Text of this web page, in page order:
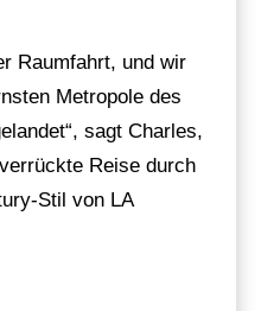
Raumfahrt, und wir
Metropole des
sagt Charles,
Reise durch
Stil von LA